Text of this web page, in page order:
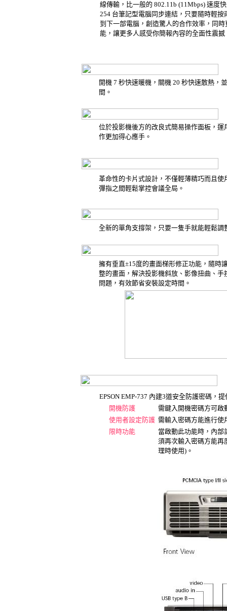
線傳輸，比一般的 802.11b (11Mbps) 速度
254 台筆記型電腦同步連結，只要隨時輕
到下一部電腦，創造驚人的合作效率，同
能，讓更多人感受你簡報內容的全面性震撼
開機 7 秒快速暖機，關機 20 秒快速散熱，
間。
位於投影機後方的改良式簡易操作面板，
作更加得心應手。
革命性的卡片式設計，不僅輕薄精巧而且使
彈指之間輕鬆掌控會議全局。
全新的單角支撐架，只要一隻手就能輕鬆調
擁有垂直±15度的畫面梯形修正功能，隨時
整的畫面，解決投影機斜放、影像扭曲、手
問題，有效節省安裝設定時間。
EPSON EMP-737 內建3道安全防護密碼，
開機防護
需鍵入開機密碼方可啟
使用者設定防護 需輸入密碼方能進行使
限時功能
當啟動此功能時，內部
須再次輸入密碼方能再
理時使用)。